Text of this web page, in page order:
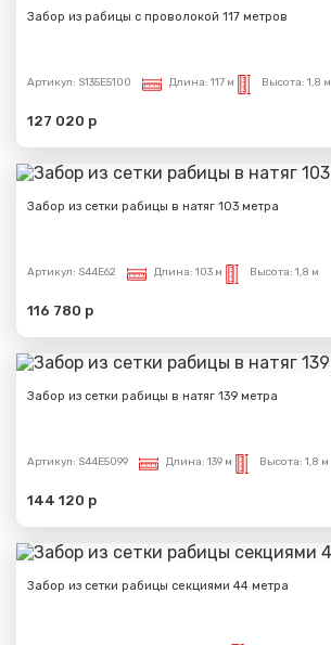
Забор из рабицы с проволокой 117 метров
Артикул: S135E5100 Длина: 117 м Высота: 1,8 м
127 020 р
Забор из сетки рабицы в натяг 103 метра
Артикул: S44E62 Длина: 103 м Высота: 1,8 м
116 780 р
Забор из сетки рабицы в натяг 139 метра
Артикул: S44E5099 Длина: 139 м Высота: 1,8 м
144 120 р
Забор из сетки рабицы секциями 44 метра